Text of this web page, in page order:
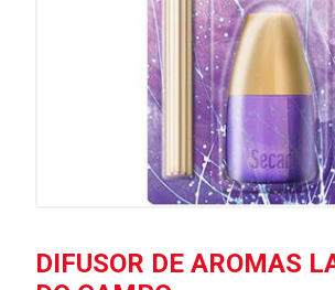
DIFUSOR DE AROMAS